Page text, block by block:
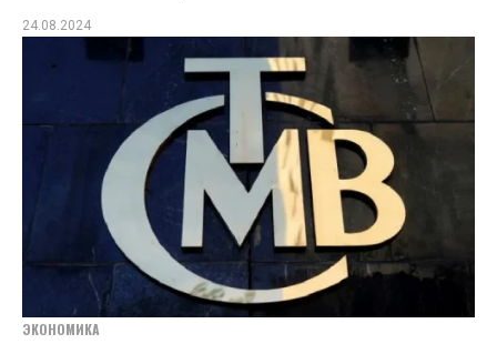
24.08.2024
ЭКОНОМИКА